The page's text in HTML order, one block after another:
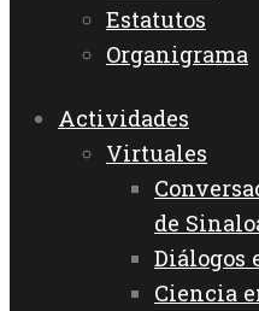
Estatutos
Organigrama
Actividades
Virtuales
de
Diálogos
Ciencia